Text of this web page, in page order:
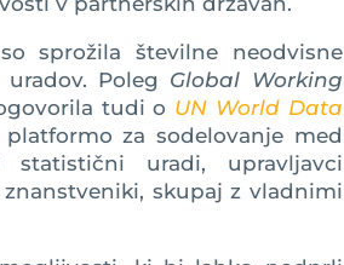
sprožila številne neodvisne
Poleg Global Working
tudi o UN World Data
za sodelovanje med
uradi, upravljavci
skupaj z vladnimi